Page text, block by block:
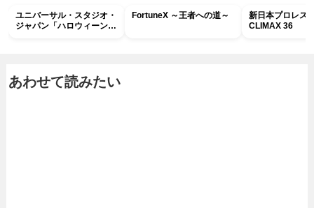
ユニバーサル・スタジオ・
ジャパン「ハロウィーン・
FortuneX ～王者への道～
新日本プロレス
CLIMAX 36
あわせて読みたい